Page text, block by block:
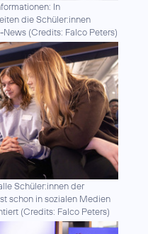
In
die Schüler:innen
News (Credits: Falco Peters)
Schüler:innen der
schon in sozialen Medien
(Credits: Falco Peters)